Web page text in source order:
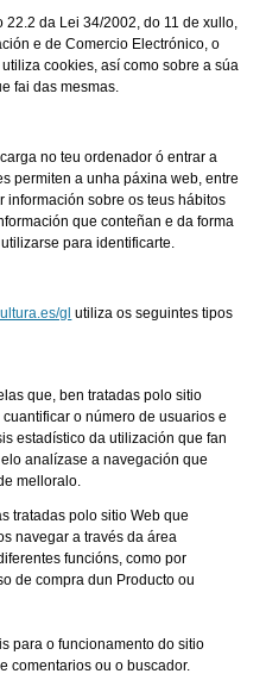
da Lei 34/2002, do 11 de xullo,
e de Comercio Electrónico, o
cookies, así como sobre a súa
fai das mesmas.
no teu ordenador ó entrar a
permiten a unha páxina web, entre
información sobre os teus hábitos
que conteñan e da forma
para identificarte.
gl utiliza os seguintes tipos
que, ben tratadas polo sitio
o número de usuarios e
estadístico da utilización que fan
analízase a navegación que
melloralo.
tratadas polo sitio Web que
navegar a través da área
funcións, como por
de compra dun Producto ou
para o funcionamento do sitio
comentarios ou o buscador.